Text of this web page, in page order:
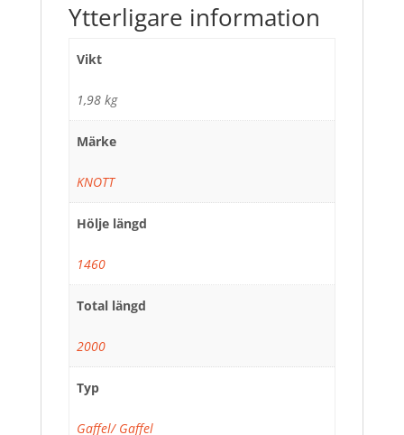
Ytterligare information
Vikt
1,98 kg
Märke
KNOTT
Hölje längd
1460
Total längd
2000
Typ
Gaffel/ Gaffel